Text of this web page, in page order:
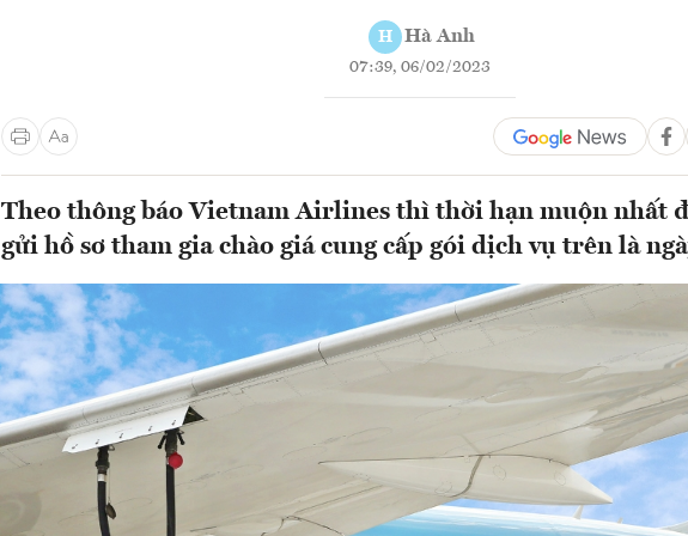
H Hà Anh
07:39, 06/02/2023
Theo thông báo Vietnam Airlines thì thời hạn muộn nhất
gửi hồ sơ tham gia chào giá cung cấp gói dịch vụ trên là